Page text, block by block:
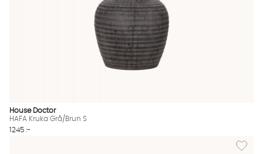
House Doctor
HAFA Kruka Grå/Brun S
1245 :-
Lägg